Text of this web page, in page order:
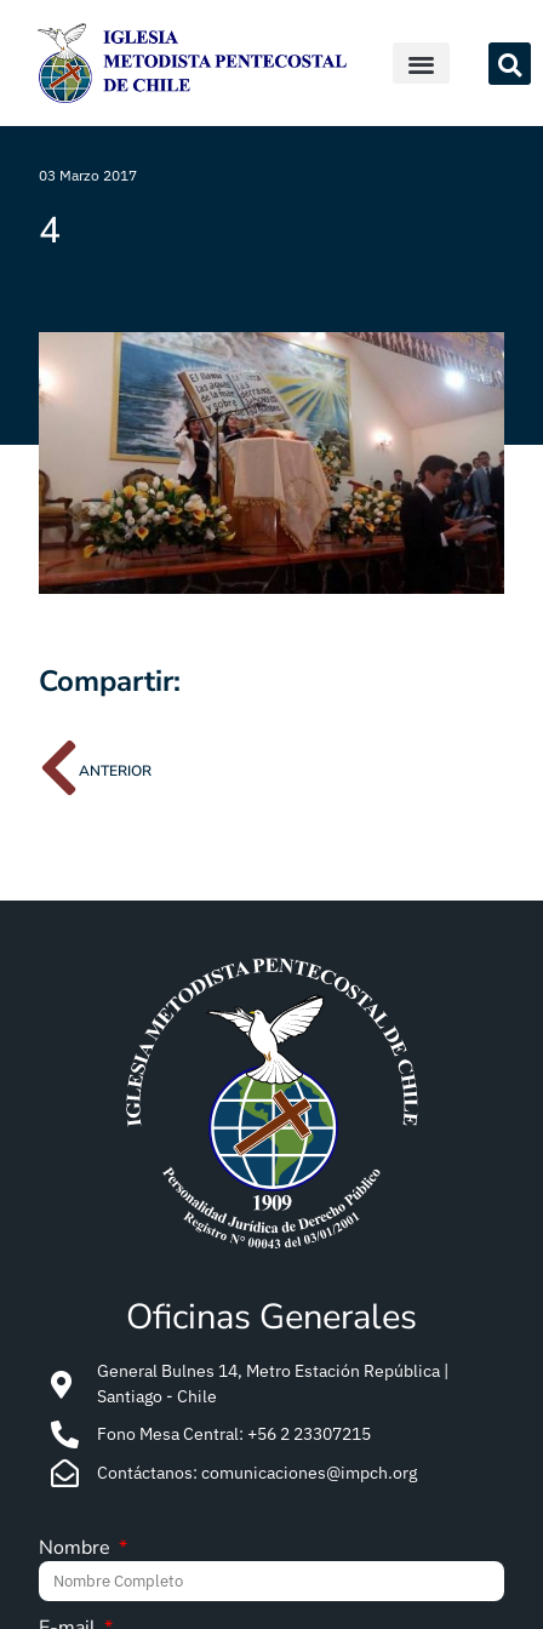
03 Marzo 2017
4
Compartir:
ANTERIOR
Oficinas Generales
General Bulnes 14, Metro Estación República |
Santiago - Chile
Fono Mesa Central: +56 2 23307215
Contáctanos: comunicaciones@impch.org
Nombre